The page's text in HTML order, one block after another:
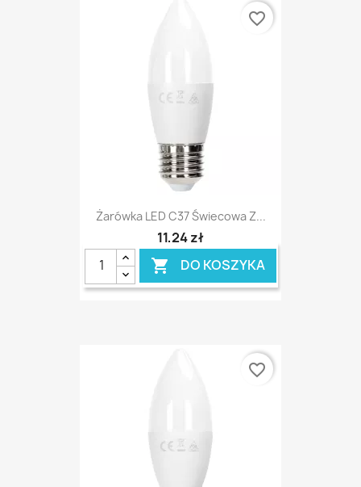
Żarówka LED C37 Świecowa Z...
11,24 zł
 DO KOSZYKA
favorite_border
favorite_border